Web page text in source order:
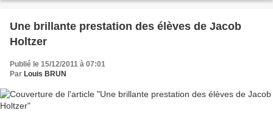
Une brillante prestation des élèves de Jacob
Holtzer
Publié le 15/12/2011 à 07:01
Par Louis BRUN